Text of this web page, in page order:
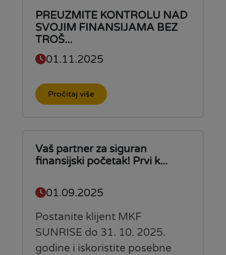
PREUZMITE KONTROLU NAD
SVOJIM FINANSIJAMA BEZ
TROŠ...
01.11.2025
Pročitaj više
Vaš partner za siguran
finansijski početak! Prvi k...
01.09.2025
Postanite klijent MKF
SUNRISE do 31. 10. 2025.
godine i iskoristite posebne